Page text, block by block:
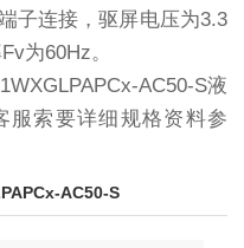
子连接，驱屏电压为3.3
为60Hz。
AC50-S液
服索要详细规格资料参
AC50-S